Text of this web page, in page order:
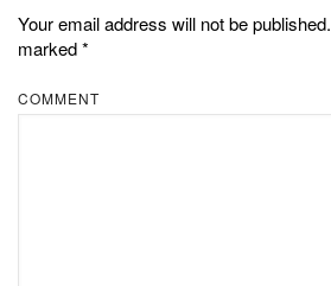
Your email address will not be published.
marked*
COMMENT